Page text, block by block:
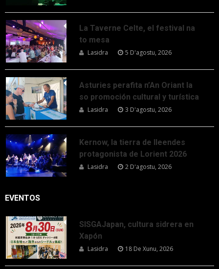
La Taverne Celte, el festival na
to mesa
Lasidra 5 D'agostu, 2026
Asturies perafita n’An Oriant la
so promoción cultural y turística
Lasidra 3 D'agostu, 2026
Kernow, la tierra de lleendes
protagonista de Lorient 2026
Lasidra 2 D'agostu, 2026
EVENTOS
SISGAJapan, cultura sidrera en
Xapón
Lasidra 18 De Xunu, 2026